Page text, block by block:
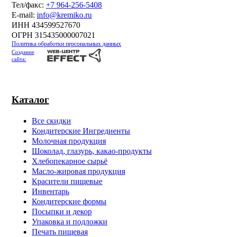
Каталог
Все скидки
Кондитерские Ингредиенты
Молочная продукция
Шоколад, глазурь, какао-продукты
Хлебопекарное сырьё
Масло-жировая продукция
Красители пищевые
Инвентарь
Кондитерские формы
Посыпки и декор
Упаковка и подложки
Печать пищевая
Тел/факс: +7 964-256-5408
Е-mail: info@kremiko.ru
ИНН 434599527670
ОГРН 315435000007021
Политика обработки персональных данных
Создание
сайта: